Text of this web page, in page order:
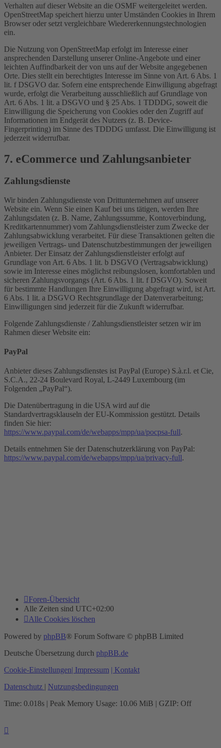
Verhalten auf dieser Website an die OSMF weitergeleitet werden.
OpenStreetMap speichert hierzu unter Umständen Cookies in Ihrem
Browser oder setzt vergleichbare Wiedererkennungstechnologien
ein.
Die Nutzung von OpenStreetMap erfolgt im Interesse einer
ansprechenden Darstellung unserer Online-Angebote und einer
leichten Auffindbarkeit der von uns auf der Website angegebenen
Orte. Dies stellt ein berechtigtes Interesse im Sinne von Art. 6 Abs. 1
lit. f DSGVO dar. Sofern eine entsprechende Einwilligung abgefragt
wurde, erfolgt die Verarbeitung ausschließlich auf Grundlage von
Art. 6 Abs. 1 lit. a DSGVO und § 25 Abs. 1 TDDDG, soweit die
Einwilligung die Speicherung von Cookies oder den Zugriff auf
Informationen im Endgerät des Nutzers (z. B. Device-
Fingerprinting) im Sinne des TDDDG umfasst. Die Einwilligung ist
jederzeit widerrufbar.
7. eCommerce und Zahlungs­anbieter
Zahlungsdienste
Wir binden Zahlungsdienste von Drittunternehmen auf unserer
Website ein. Wenn Sie einen Kauf bei uns tätigen, werden Ihre
Zahlungsdaten (z. B. Name, Zahlungssumme, Kontoverbindung,
Kreditkartennummer) vom Zahlungsdienstleister zum Zwecke der
Zahlungsabwicklung verarbeitet. Für diese Transaktionen gelten die
jeweiligen Vertrags- und Datenschutzbestimmungen der jeweiligen
Anbieter. Der Einsatz der Zahlungsdienstleister erfolgt auf
Grundlage von Art. 6 Abs. 1 lit. b DSGVO (Vertragsabwicklung)
sowie im Interesse eines möglichst reibungslosen, komfortablen und
sicheren Zahlungsvorgangs (Art. 6 Abs. 1 lit. f DSGVO). Soweit
für bestimmte Handlungen Ihre Einwilligung abgefragt wird, ist Art.
6 Abs. 1 lit. a DSGVO Rechtsgrundlage der Datenverarbeitung;
Einwilligungen sind jederzeit für die Zukunft widerrufbar.
Folgende Zahlungsdienste / Zahlungsdienstleister setzen wir im
Rahmen dieser Website ein:
PayPal
Anbieter dieses Zahlungsdienstes ist PayPal (Europe) S.à.r.l. et Cie,
S.C.A., 22-24 Boulevard Royal, L-2449 Luxembourg (im
Folgenden „PayPal“).
Die Datenübertragung in die USA wird auf die
Standardvertragsklauseln der EU-Kommission gestützt. Details
finden Sie hier:
https://www.paypal.com/de/webapps/mpp/ua/pocpsa-full.
Details entnehmen Sie der Datenschutzerklärung von PayPal:
https://www.paypal.com/de/webapps/mpp/ua/privacy-full.
Foren-Übersicht
Alle Zeiten sind UTC+02:00
Alle Cookies löschen
Powered by phpBB® Forum Software © phpBB Limited
Deutsche Übersetzung durch phpBB.de
Cookie-Einstellungen| Impressum | Kontakt
Datenschutz | Nutzungsbedingungen
Time: 0.018s | Peak Memory Usage: 10.06 MiB | GZIP: Off